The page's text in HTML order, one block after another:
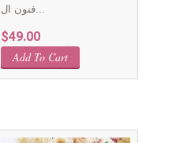
فنون ال...
$49.00
Add To Cart